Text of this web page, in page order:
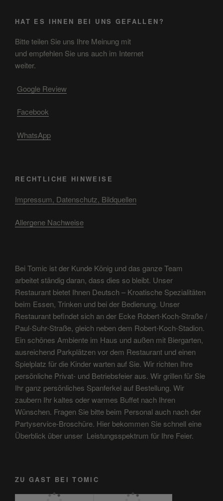
HAT ES IHNEN BEI UNS GEFALLEN?
Bitte teilen Sie uns Ihre Meinung mit
und empfehlen Sie uns auch im Internet
weiter.
Google Review
Facebook
WhatsApp
RECHTLICHE HINWEISE
Impressum, Datenschutz, Bildquellen
Allergene Nachweise
Bei Tomic ist der Kunde König und das ganze Team
arbeitet ständig daran, dass dies so bleibt. Unser
Restaurant bietet Ihnen Deutsch – Kroatische Spezialitäten
beim Essen, Trinken und bei der Bedienung. Unser
Restaurant befindet sich an der Ecke Robert-Koch-Straße /
Paul-Suhr-Straße, gleich neben dem Robert-Koch-Stadion.
Ein schönes Ambiente im Haus und außen mit Biergarten,
ausreichend Parkplätzen vor dem Restaurant und einen
Spielplatz für die Kinder warten auf Sie. Wir richten Ihre
persönliche Privat- und Betriebsfeier aus. Wir grillen für Sie
Ihr ganz persönliches Spanferkel auf Bestellung. Wir
zaubern Ihr kaltes oder warmes Buffet nach Ihren
Wünschen. Fragen Sie bitte beim Personal auch nach der
Partyservice-Broschüre. Hier bekommen Sie schnell eine
Überblick über unser Leistungsspektrum für Ihre Feier.
ZU GAST BEI TOMIC